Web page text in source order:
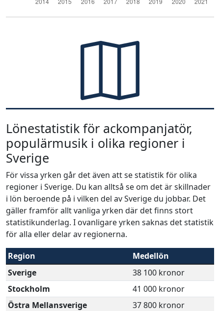
Lönestatistik för ackompanjatör,
populärmusik i olika regioner i
Sverige
För vissa yrken går det även att se statistik för olika
regioner i Sverige. Du kan alltså se om det är skillnader
i lön beroende på i vilken del av Sverige du jobbar. Det
gäller framför allt vanliga yrken där det finns stort
statistikunderlag. I ovanligare yrken saknas det statistik
för alla eller delar av regionerna.
Region
Medellön
Sverige
38 100 kronor
Stockholm
41 000 kronor
Östra Mellansverige
37 800 kronor